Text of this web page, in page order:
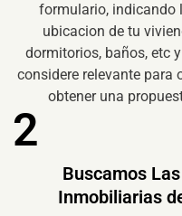
formulario, indicando
ubicacion de tu
dormitorios, baños, etc
considere relevante para
obtener una
2
Buscamos
Inmobiliarias